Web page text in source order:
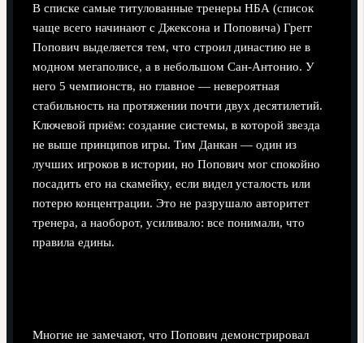
В списке самые титулованные тренеры НБА (список
чаще всего начинают с Джексона и Поповича) Грегг
Попович выделяется тем, что строил династию не в
модном мегаполисе, а в небольшом Сан-Антонио. У
него 5 чемпионств, но главное — невероятная
стабильность на протяжении почти двух десятилетий.
Ключевой приём: создание системы, в которой звезда
не выше принципов игры. Тим Данкан — один из
лучших игроков в истории, но Попович мог спокойно
посадить его на скамейку, если видел усталость или
потерю концентрации. Это не разрушало авторитет
тренера, а наоборот, усиливало: все понимали, что
правила едины.
Многие не замечают, что Попович демонстрировал